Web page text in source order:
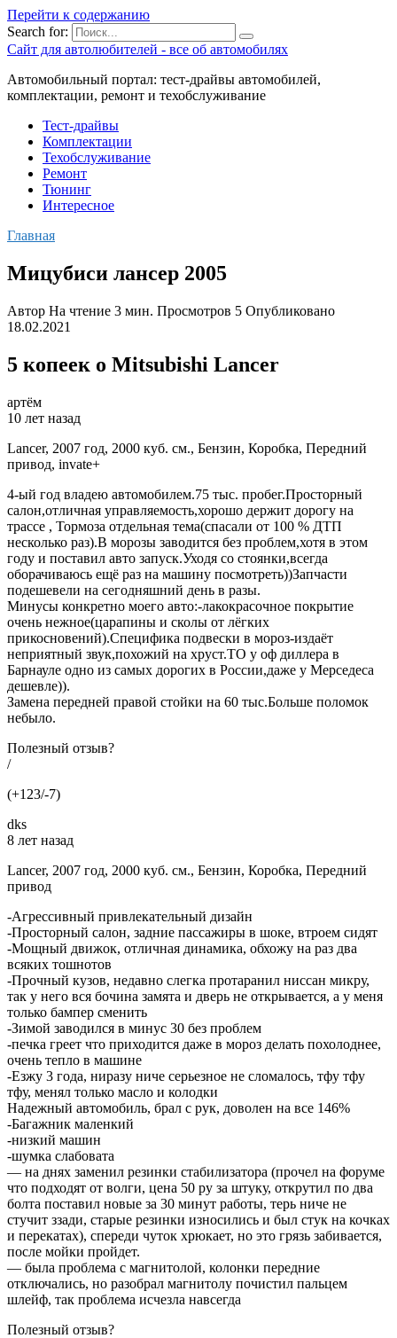
Перейти к содержанию
Search for:
Сайт для автолюбителей - все об автомобилях
Автомобильный портал: тест-драйвы автомобилей,
комплектации, ремонт и техобслуживание
Тест-драйвы
Комплектации
Техобслуживание
Ремонт
Тюнинг
Интересное
Главная
Мицубиси лансер 2005
Автор На чтение 3 мин. Просмотров 5 Опубликовано
18.02.2021
5 копеек о Mitsubishi Lancer
артём
10 лет назад
Lancer, 2007 год, 2000 куб. см., Бензин, Коробка, Передний
привод, invate+
4-ый год владею автомобилем.75 тыс. пробег.Просторный
салон,отличная управляемость,хорошо держит дорогу на
трассе , Тормоза отдельная тема(спасали от 100 % ДТП
несколько раз).В морозы заводится без проблем,хотя в этом
году и поставил авто запуск.Уходя со стоянки,всегда
оборачиваюсь ещё раз на машину посмотреть))Запчасти
подешевели на сегодняшний день в разы.
Минусы конкретно моего авто:-лакокрасочное покрытие
очень нежное(царапины и сколы от лёгких
прикосновений).Специфика подвески в мороз-издаёт
неприятный звук,похожий на хруст.ТО у оф диллера в
Барнауле одно из самых дорогих в России,даже у Мерседеса
дешевле)).
Замена передней правой стойки на 60 тыс.Больше поломок
небыло.
Полезный отзыв?
/
(+123/-7)
dks
8 лет назад
Lancer, 2007 год, 2000 куб. см., Бензин, Коробка, Передний
привод
-Агрессивный привлекательный дизайн
-Просторный салон, задние пассажиры в шоке, втроем сидят
-Мощный движок, отличная динамика, обхожу на раз два
всяких тошнотов
-Прочный кузов, недавно слегка протаранил ниссан микру,
так у него вся бочина замята и дверь не открывается, а у меня
только бампер сменить
-Зимой заводился в минус 30 без проблем
-печка греет что приходится даже в мороз делать похолоднее,
очень тепло в машине
-Езжу 3 года, ниразу ниче серьезное не сломалось, тфу тфу
тфу, менял только масло и колодки
Надежный автомобиль, брал с рук, доволен на все 146%
-Багажник маленкий
-низкий машин
-шумка слабовата
— на днях заменил резинки стабилизатора (прочел на форуме
что подходят от волги, цена 50 ру за штуку, открутил по два
болта поставил новые за 30 минут работы, терь ниче не
стучит ззади, старые резинки износились и был стук на кочках
и перекатах), спереди чуток хрюкает, но это грязь забивается,
после мойки пройдет.
— была проблема с магнитолой, колонки передние
отключались, но разобрал магнитолу почистил пальцем
шлейф, так проблема исчезла навсегда
Полезный отзыв?